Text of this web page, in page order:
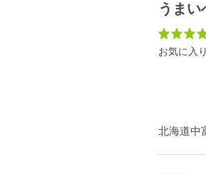
うまい
お気に入
北海道中